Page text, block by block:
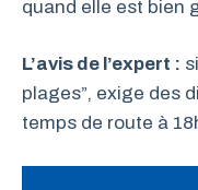
quand elle est bien
L’avis de l’expert :
plages”, exige des
temps de route à